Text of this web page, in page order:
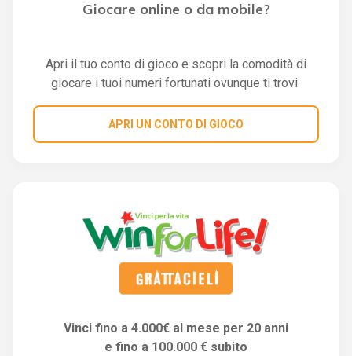
Giocare online o da mobile?
Apri il tuo conto di gioco e scopri la comodità di
giocare i tuoi numeri fortunati ovunque ti trovi
APRI UN CONTO DI GIOCO
Vinci fino a 4.000€ al mese per 20 anni
e fino a 100.000 € subito